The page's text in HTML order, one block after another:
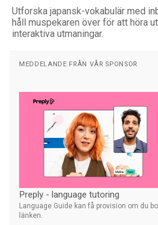
Utforska japansk-vokabulär med
håll muspekaren över för att höra
interaktiva utmaningar.
MEDDELANDE FRÅN VÅR SPONSOR
Preply - language tutoring
Language Guide kan få provision om du
länken.